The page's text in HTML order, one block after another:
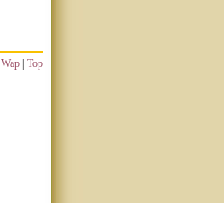
Wap | Top